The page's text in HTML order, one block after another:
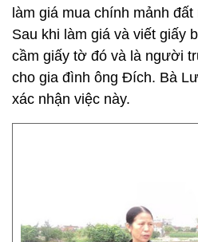
làm giá mua chính mảnh
Sau khi làm giá và viết giấy
cầm giấy tờ đó và là người
cho gia đình ông Đích. Bà
xác nhận việc này.